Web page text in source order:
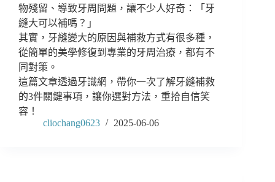
物殘留、導致牙周問題，讓不少人好奇：「牙
縫大可以補嗎？」
其實，牙縫變大的原因與補救方式有很多種，
從簡單的美學修復到專業的牙周治療，都有不
同對策。
這篇文章透過牙識網，帶你一次了解牙縫補救
的3件關鍵事項，讓你選對方法，重拾自信笑
容！
cliochang0623
2025-06-06